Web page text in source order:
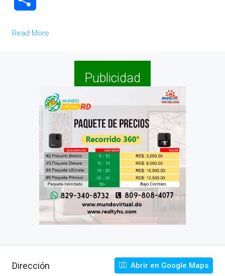
Read More
Publicidad
Dirección Abrir en Google Maps